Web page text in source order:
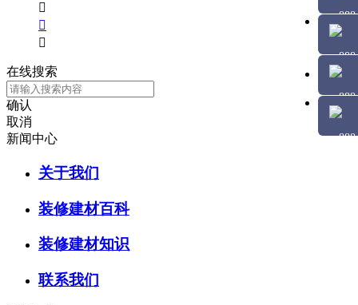



在线搜索
确认
取消
新闻中心
关于我们
装修建材百科
装修建材知识
联系我们